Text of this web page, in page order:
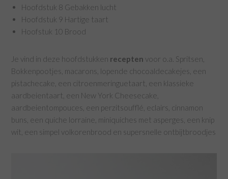
Hoofdstuk 8 Gebakken lucht
Hoofdstuk 9 Hartige taart
Hoofstuk 10 Brood
Je vind in deze hoofdstukken recepten voor o.a. Spritsen,
Bokkenpootjes, macarons, lopende chocoaldecakejes, een
pistachecake, een citroenmeringuetaart, een klassieke
aardbeientaart, een New York Cheesecake,
aardbeientompouces, een perzitsoufflé, eclairs, cinnamon
buns, een quiche lorraine, miniquiches met asperges, een knip
wit, een simpel volkorenbrood en supersnelle ontbijtbroodjes